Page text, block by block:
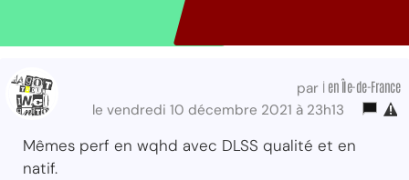
par i en Île-de-France
le vendredi 10 décembre 2021 à 23h13
Mêmes perf en wqhd avec DLSS qualité et en
natif.